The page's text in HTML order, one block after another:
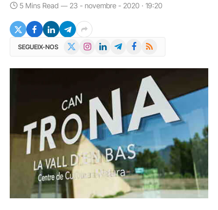
5 Mins Read
23 - novembre - 2020 · 19:20
SEGUEIX-NOS InstagramLinkedInTelegramFacebook
RSS